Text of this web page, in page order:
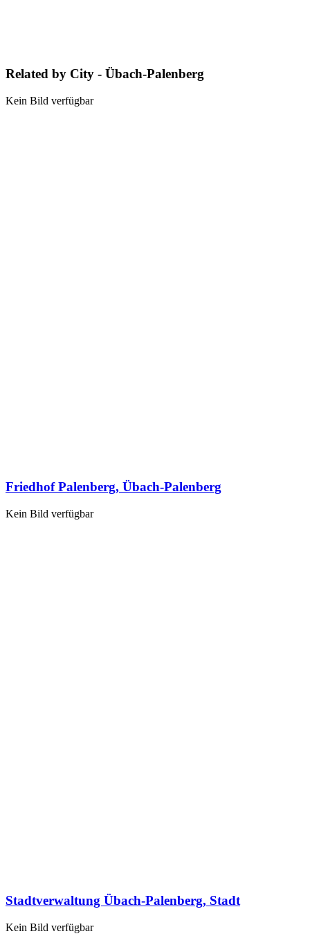
Related by City - Übach-Palenberg
Kein Bild verfügbar
Friedhof Palenberg, Übach-Palenberg
Kein Bild verfügbar
Stadtverwaltung Übach-Palenberg, Stadt
Kein Bild verfügbar